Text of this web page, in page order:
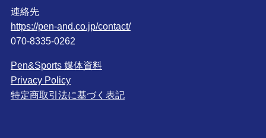
連絡先
https://pen-and.co.jp/contact/
070-8335-0262
Pen&Sports 媒体資料
Privacy Policy
特定商取引法に基づく表記